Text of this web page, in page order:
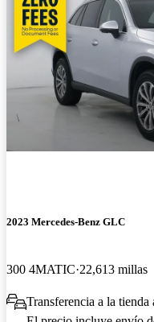
2023 Mercedes-Benz GLC
300 4MATIC 22,613 millas
Transferencia a la tienda